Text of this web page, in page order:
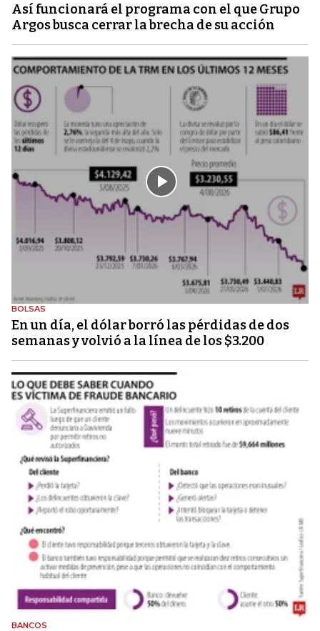
Así funcionará el programa con el que Grupo
Argos busca cerrar la brecha de su acción
BOLSAS
En un día, el dólar borró las pérdidas de dos
semanas y volvió a la línea de los $3.200
BANCOS